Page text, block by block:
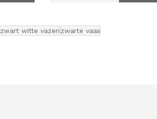
zwart witte vazen zwarte vaas